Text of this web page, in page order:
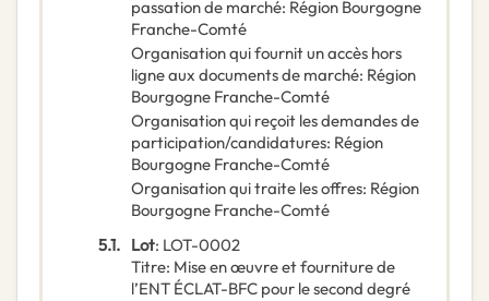
passation de marché: Région Bourgogne
Franche-Comté
Organisation qui fournit un accès hors
ligne aux documents de marché: Région
Bourgogne Franche-Comté
Organisation qui reçoit les demandes de
participation/candidatures: Région
Bourgogne Franche-Comté
Organisation qui traite les offres: Région
Bourgogne Franche-Comté
5.1. Lot: LOT-0002
Titre: Mise en œuvre et fourniture de
l’ENT ÉCLAT-BFC pour le second degré